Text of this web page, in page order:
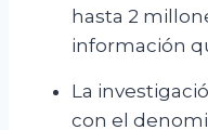
hasta 2
información
La
con el